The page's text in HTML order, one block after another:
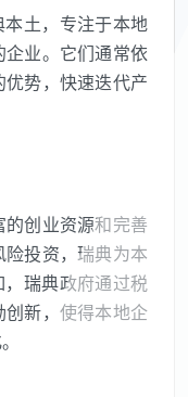
土，专注于本地
业。它们通常依
势，快速迭代产
创业资源和完善
投资，瑞典为本
瑞典政府通过税
创新，使得本地企